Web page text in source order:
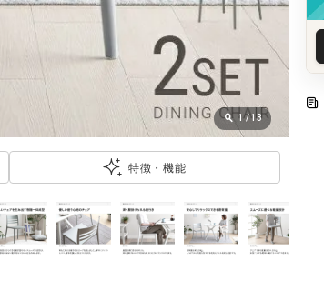
1/13
特徴・機能